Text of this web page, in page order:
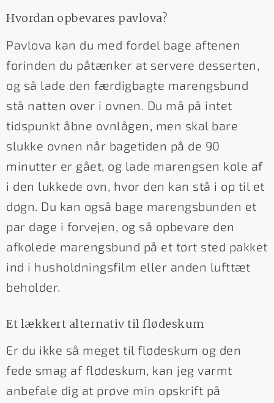
Hvordan opbevares pavlova?
Pavlova kan du med fordel bage aftenen
forinden du påtænker at servere desserten,
og så lade den færdigbagte marengsbund
stå natten over i ovnen. Du må på intet
tidspunkt åbne ovnlågen, men skal bare
slukke ovnen når bagetiden på de 90
minutter er gået, og lade marengsen køle af
i den lukkede ovn, hvor den kan stå i op til et
døgn. Du kan også bage marengsbunden et
par dage i forvejen, og så opbevare den
afkølede marengsbund på et tørt sted pakket
ind i husholdningsfilm eller anden lufttæt
beholder.
Et lækkert alternativ til flødeskum
Er du ikke så meget til flødeskum og den
fede smag af flødeskum, kan jeg varmt
anbefale dig at prøve min opskrift på